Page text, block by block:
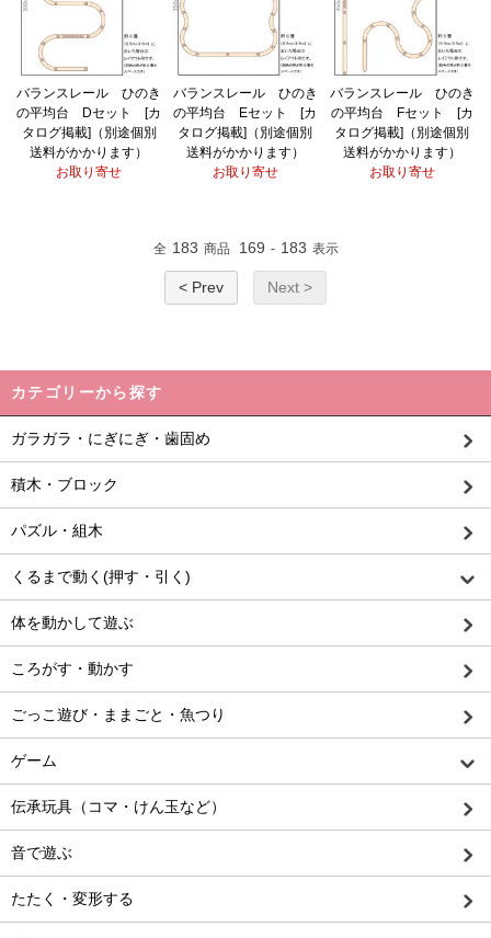
バランスレール ひのき
の平均台 Dセット [カ
タログ掲載]（別途個別
送料がかかります）
お取り寄せ
バランスレール ひのき
の平均台 Eセット [カ
タログ掲載]（別途個別
送料がかかります）
お取り寄せ
バランスレール ひのき
の平均台 Fセット [カ
タログ掲載]（別途個別
送料がかかります）
お取り寄せ
全 183 商品 169 - 183 表示
< Prev Next >
カテゴリーから探す
ガラガラ・にぎにぎ・歯固め
積木・ブロック
パズル・組木
くるまで動く(押す・引く)
体を動かして遊ぶ
ころがす・動かす
ごっこ遊び・ままごと・魚つり
ゲーム
伝承玩具（コマ・けん玉など）
音で遊ぶ
たたく・変形する